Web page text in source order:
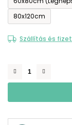
80x120cm
Szállítás és